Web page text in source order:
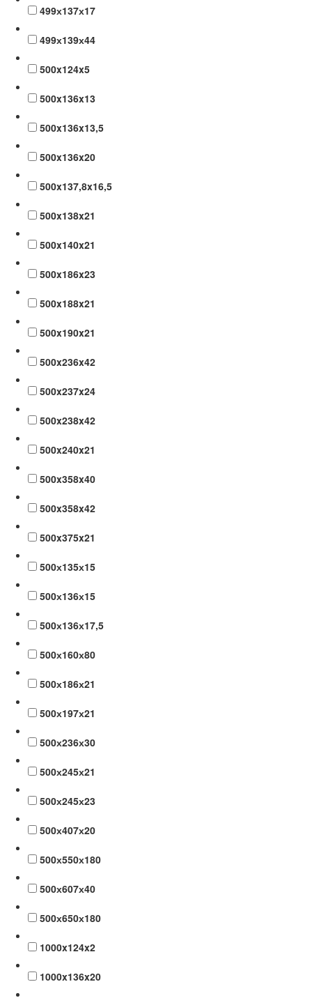
499х137х17
499х139х44
500x124x5
500x136x13
500x136x13,5
500x136x20
500x137,8x16,5
500x138x21
500x140x21
500x186x23
500x188x21
500x190x21
500x236x42
500x237x24
500x238x42
500x240x21
500x358x40
500x358x42
500x375x21
500х135х15
500х136х15
500х136х17,5
500х160х80
500х186х21
500х197х21
500х236х30
500х245х21
500х245х23
500х407х20
500х550х180
500х607х40
500х650х180
1000x124x2
1000x136x20